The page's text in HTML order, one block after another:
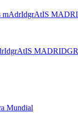
mAdrIdgrAtIS
Mundial